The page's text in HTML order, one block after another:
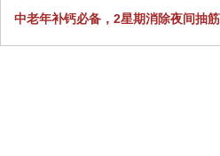
中老年补钙必备，2星期消除夜间抽